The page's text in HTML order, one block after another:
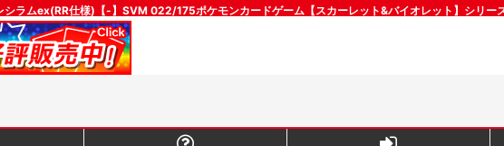
シラムex(RR仕様)【-】SVM 022/175ポケモンカードゲーム【スカーレット&バイオレット】シリー